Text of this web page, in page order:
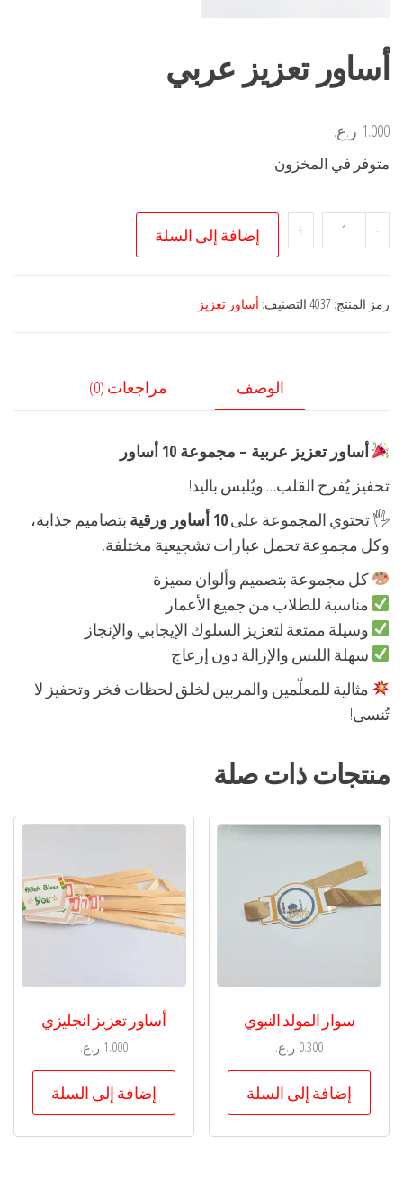
أساور تعزيز عربي
1.000 ر.ع.
متوفر في المخزون
-
كمية
أساور
عربي
+ إضافة إلى السلة
رمز المنتج: 4037 التصنيف: أساور تعزيز
الوصف مراجعات (0)
أساور تعزيز عربية – مجموعة 10 أساور
تحفيز يُفرح القلب… ويُلبس باليد!
🖐️ تحتوي المجموعة على10 أساور ورقية
بتصاميم جذابة،
وكل مجموعة تحمل عبارات تشجيعية مختلفة.
كل مجموعة بتصميم وألوان مميزة
مناسبة للطلاب من جميع الأعمار
وسيلة ممتعة لتعزيز السلوك الإيجابي والإنجاز
سهلة اللبس والإزالة دون إزعاج
مثالية للمعلّمين والمربين لخلق لحظات فخر وتحفيز لا
تُنسى!
منتجات ذات صلة
سوار المولد النبوي
0.300 ر.ع.
إضافة إلى السلة
أساور تعزيز انجليزي
1.000 ر.ع.
إضافة إلى السلة